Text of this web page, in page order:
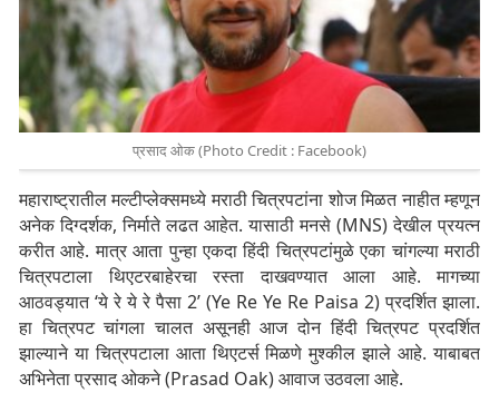
प्रसाद ओक (Photo Credit : Facebook)
महाराष्ट्रातील मल्टीप्लेक्समध्ये मराठी चित्रपटांना शोज मिळत नाहीत म्हणून
अनेक दिग्दर्शक, निर्माते लढत आहेत. यासाठी मनसे (MNS) देखील प्रयत्न
करीत आहे. मात्र आता पुन्हा एकदा हिंदी चित्रपटांमुळे एका चांगल्या मराठी
चित्रपटाला थिएटरबाहेरचा रस्ता दाखवण्यात आला आहे. मागच्या
आठवड्यात ‘ये रे ये रे पैसा 2’ (Ye Re Ye Re Paisa 2) प्रदर्शित झाला.
हा चित्रपट चांगला चालत असूनही आज दोन हिंदी चित्रपट प्रदर्शित
झाल्याने या चित्रपटाला आता थिएटर्स मिळणे मुश्कील झाले आहे. याबाबत
अभिनेता प्रसाद ओकने (Prasad Oak) आवाज उठवला आहे.